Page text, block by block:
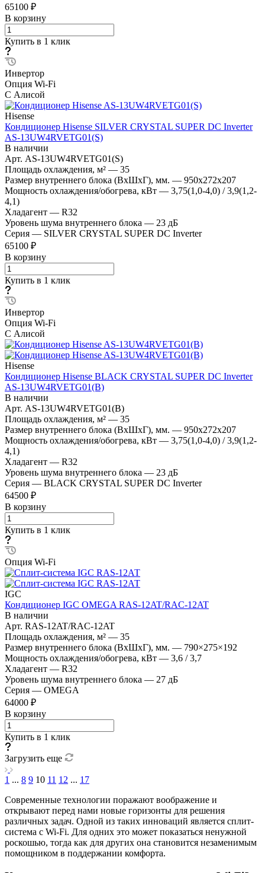
65100 ₽
В корзину
Купить в 1 клик
Инвертор
Опция Wi-Fi
С Алисой
Hisense
Кондиционер Hisense SILVER CRYSTAL SUPER DC Inverter
AS-13UW4RVETG01(S)
В наличии
Арт. AS-13UW4RVETG01(S)
Площадь охлаждения, м² — 35
Размер внутреннего блока (ВхШхГ), мм. — 950x272x207
Мощность охлаждения/обогрева, кВт — 3,75(1,0-4,0) / 3,9(1,2-
4,1)
Хладагент — R32
Уровень шума внутреннего блока — 23 дБ
Серия — SILVER CRYSTAL SUPER DC Inverter
65100 ₽
В корзину
Купить в 1 клик
Инвертор
Опция Wi-Fi
С Алисой
Hisense
Кондиционер Hisense BLACK CRYSTAL SUPER DC Inverter
AS-13UW4RVETG01(B)
В наличии
Арт. AS-13UW4RVETG01(B)
Площадь охлаждения, м² — 35
Размер внутреннего блока (ВхШхГ), мм. — 950x272x207
Мощность охлаждения/обогрева, кВт — 3,75(1,0-4,0) / 3,9(1,2-
4,1)
Хладагент — R32
Уровень шума внутреннего блока — 23 дБ
Серия — BLACK CRYSTAL SUPER DC Inverter
64500 ₽
В корзину
Купить в 1 клик
Опция Wi-Fi
IGC
Кондиционер IGC OMEGA RAS-12AT/RAC-12AT
В наличии
Арт. RAS-12AT/RAC-12AT
Площадь охлаждения, м² — 35
Размер внутреннего блока (ВхШхГ), мм. — 790×275×192
Мощность охлаждения/обогрева, кВт — 3,6 / 3,7
Хладагент — R32
Уровень шума внутреннего блока — 27 дБ
Серия — OMEGA
64000 ₽
В корзину
Купить в 1 клик
Загрузить еще
1 ... 8 9 10 11 12 ... 17
Современные технологии поражают воображение и
открывают перед нами новые горизонты для решения
различных задач. Одной из таких инноваций является сплит-
система с Wi-Fi. Для одних это может показаться ненужной
роскошью, тогда как для других она становится незаменимым
помощником в поддержании комфорта.